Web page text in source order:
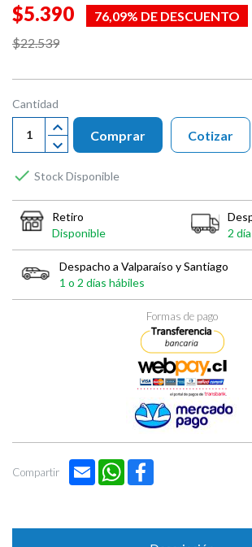
$5.390
76,09% DE DESCUENTO
$22.539
Cantidad
Comprar
 Stock Disponible
Cotizar
Retiro
Disponible
2
Despacho a Valparaíso y Santiago
1 o 2 días hábiles
Formas de pago
Compartir Email WhatsApp